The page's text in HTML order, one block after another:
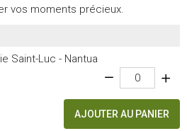
vos moments précieux.
Saint-Luc - Nantua
AJOUTER AU PANIER